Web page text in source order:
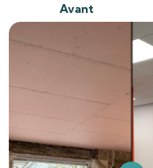
Avant